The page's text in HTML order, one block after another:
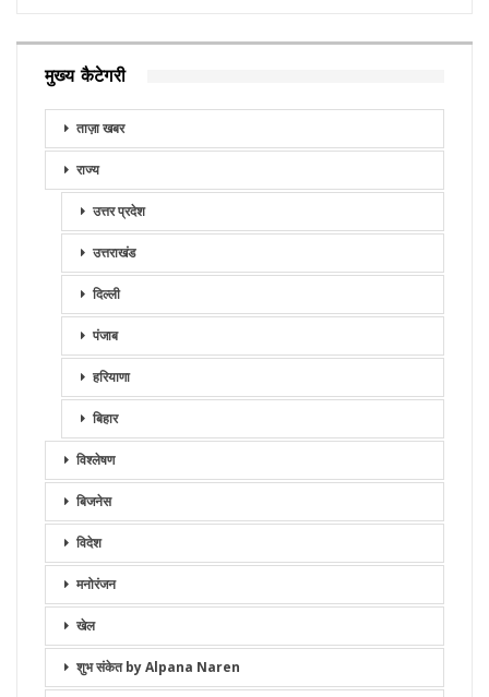
मुख्य कैटेगरी
ताज़ा खबर
राज्य
उत्तर प्रदेश
उत्तराखंड
दिल्ली
पंजाब
हरियाणा
बिहार
विश्लेषण
बिजनेस
विदेश
मनोरंजन
खेल
शुभ संकेत by Alpana Naren